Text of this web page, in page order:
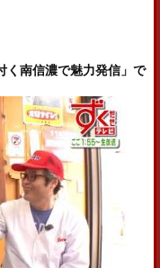
く南信濃で魅力発信」で